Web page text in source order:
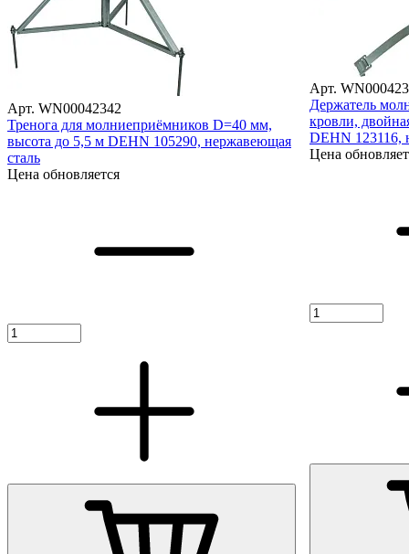
Арт. WN00042342
Тренога для молниеприёмников D=40 мм,
высота до 5,5 м DEHN 105290, нержавеющая
сталь
Цена обновляется
Арт.
Держатель
кровли,
DEHN 123116,
Цена